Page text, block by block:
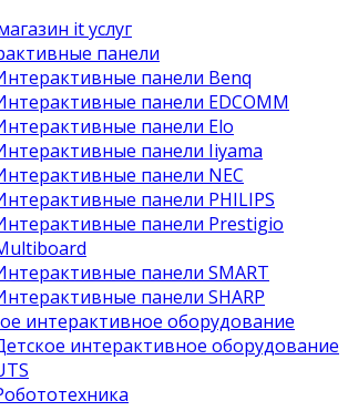
it услуг
панели
панели Benq
панели EDCOMM
панели Elo
панели Iiyama
панели NEC
панели PHILIPS
панели Prestigio
панели SMART
панели SHARP
интерактивное оборудование
интерактивное оборудование